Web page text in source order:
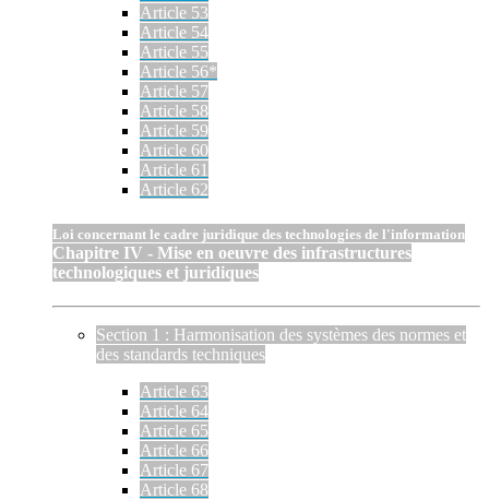
Article 53
Article 54
Article 55
Article 56*
Article 57
Article 58
Article 59
Article 60
Article 61
Article 62
Loi concernant le cadre juridique des technologies de l'information
Chapitre IV - Mise en oeuvre des infrastructures
technologiques et juridiques
Section 1 : Harmonisation des systèmes des normes et
des standards techniques
Article 63
Article 64
Article 65
Article 66
Article 67
Article 68